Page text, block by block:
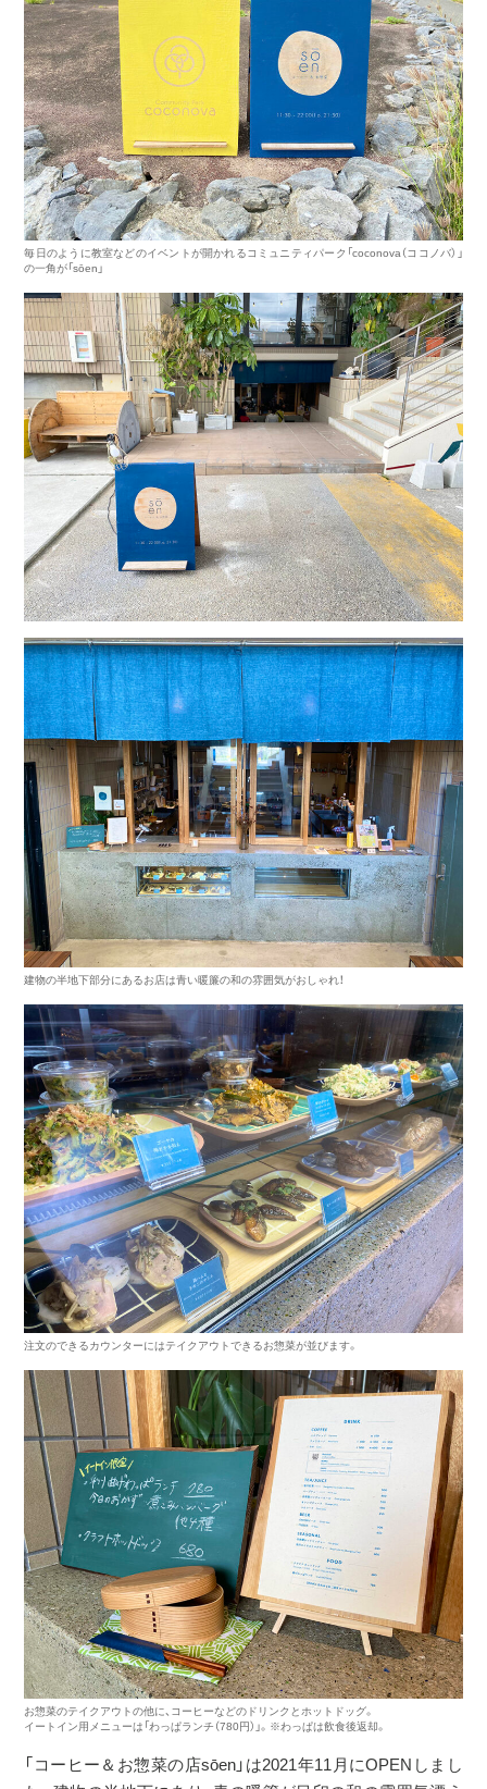
毎日のように教室などのイベントが開かれるコミュニティパーク「coconova（ココノバ）」
の一角が「sōen」
建物の半地下部分にあるお店は青い暖簾の和の雰囲気がおしゃれ！
注文のできるカウンターにはテイクアウトできるお惣菜が並びます。
お惣菜のテイクアウトの他に、コーヒーなどのドリンクとホットドッグ。
イートイン用メニューは「わっぱランチ（780円）」。※わっぱは飲食後返却。
「コーヒー＆お惣菜の店sōen」は2021年11月にOPENしまし